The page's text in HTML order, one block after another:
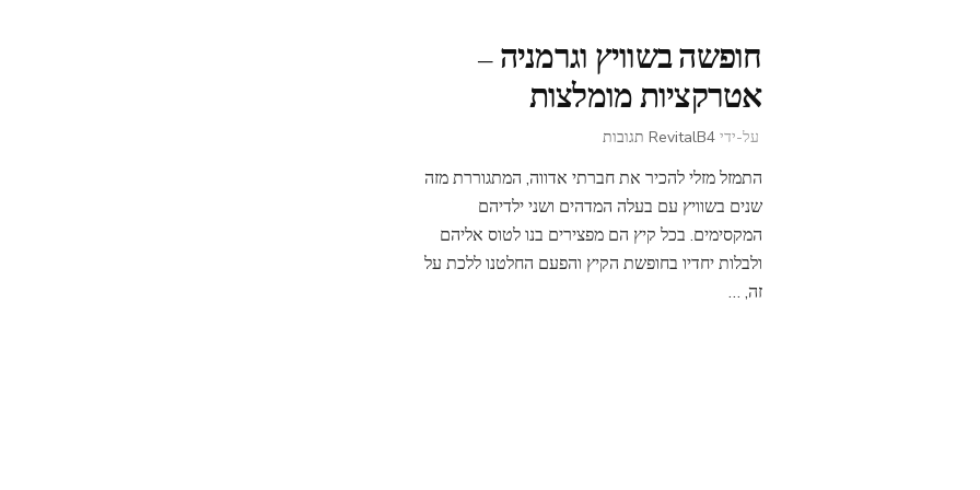
חופשה בשוויץ וגרמניה –
אטרקציות מומלצות
על-ידי RevitalB4 תגובות
בשוויץ
וגרמניה
–
מומלצות
התמזל מזלי להכיר את חברתי אדווה, המתגוררת מזה
שנים בשוויץ עם בעלה המדהים ושני ילדיהם
המקסימים. בכל קיץ הם מפצירים בנו לטוס אליהם
ולבלות יחדיו בחופשת הקיץ והפעם החלטנו ללכת על
זה, …